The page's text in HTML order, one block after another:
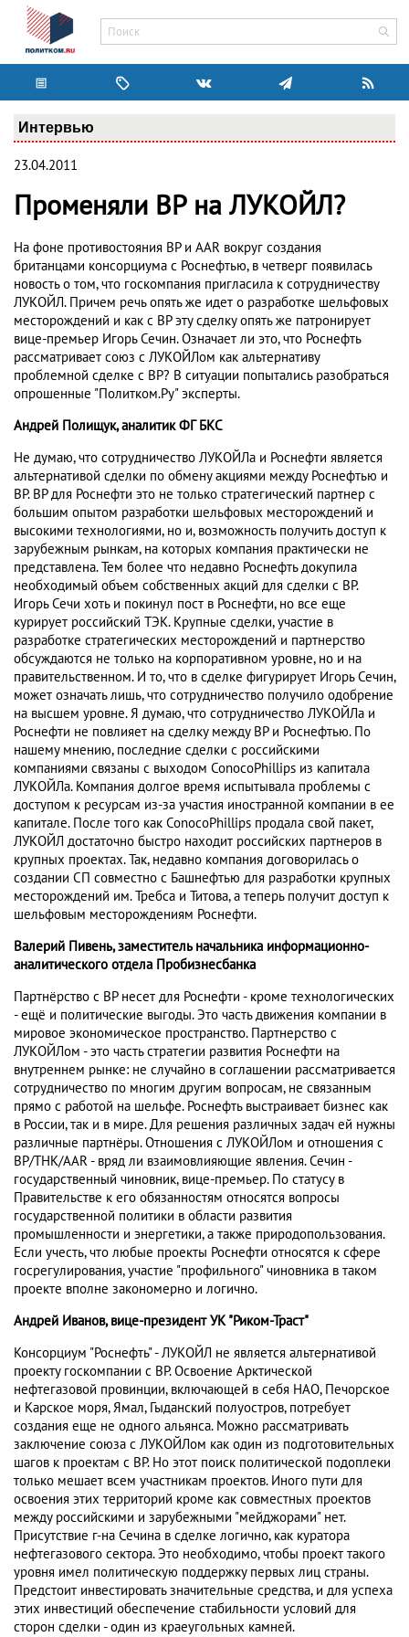
Интервью
23.04.2011
Променяли ВР на ЛУКОЙЛ?
На фоне противостояния ВР и AAR вокруг создания
британцами консорциума с Роснефтью, в четверг появилась
новость о том, что госкомпания пригласила к сотрудничеству
ЛУКОЙЛ. Причем речь опять же идет о разработке шельфовых
месторождений и как с ВР эту сделку опять же патронирует
вице-премьер Игорь Сечин. Означает ли это, что Роснефть
рассматривает союз с ЛУКОЙЛом как альтернативу
проблемной сделке с ВР? В ситуации попытались разобраться
опрошенные "Политком.Ру" эксперты.
Андрей Полищук, аналитик ФГ БКС
Не думаю, что сотрудничество ЛУКОЙЛа и Роснефти является
альтернативой сделки по обмену акциями между Роснефтью и
BP. BP для Роснефти это не только стратегический партнер с
большим опытом разработки шельфовых месторождений и
высокими технологиями, но и, возможность получить доступ к
зарубежным рынкам, на которых компания практически не
представлена. Тем более что недавно Роснефть докупила
необходимый объем собственных акций для сделки с BP.
Игорь Сечи хоть и покинул пост в Роснефти, но все еще
курирует российский ТЭК. Крупные сделки, участие в
разработке стратегических месторождений и партнерство
обсуждаются не только на корпоративном уровне, но и на
правительственном. И то, что в сделке фигурирует Игорь Сечин,
может означать лишь, что сотрудничество получило одобрение
на высшем уровне. Я думаю, что сотрудничество ЛУКОЙЛа и
Роснефти не повлияет на сделку между BP и Роснефтью. По
нашему мнению, последние сделки с российскими
компаниями связаны с выходом ConocoPhillips из капитала
ЛУКОЙЛа. Компания долгое время испытывала проблемы с
доступом к ресурсам из-за участия иностранной компании в ее
капитале. После того как ConocoPhillips продала свой пакет,
ЛУКОЙЛ достаточно быстро находит российских партнеров в
крупных проектах. Так, недавно компания договорилась о
создании СП совместно с Башнефтью для разработки крупных
месторождений им. Требса и Титова, а теперь получит доступ к
шельфовым месторождениям Роснефти.
Валерий Пивень, заместитель начальника информационно-
аналитического отдела Пробизнесбанка
Партнёрство с BP несет для Роснефти - кроме технологических
- ещё и политические выгоды. Это часть движения компании в
мировое экономическое пространство. Партнерство с
ЛУКОЙЛом - это часть стратегии развития Роснефти на
внутреннем рынке: не случайно в соглашении рассматривается
сотрудничество по многим другим вопросам, не связанным
прямо с работой на шельфе. Роснефть выстраивает бизнес как
в России, так и в мире. Для решения различных задач ей нужны
различные партнёры. Отношения с ЛУКОЙЛом и отношения с
BP/TНК/AAR - вряд ли взаимовлияющие явления. Сечин -
государственный чиновник, вице-премьер. По статусу в
Правительстве к его обязанностям относятся вопросы
государственной политики в области развития
промышленности и энергетики, а также природопользования.
Если учесть, что любые проекты Роснефти относятся к сфере
госрегулирования, участие "профильного" чиновника в таком
проекте вполне закономерно и логично.
Андрей Иванов, вице-президент УК "Риком-Траст"
Консорциум "Роснефть" - ЛУКОЙЛ не является альтернативой
проекту госкомпании с BP. Освоение Арктической
нефтегазовой провинции, включающей в себя НАО, Печорское
и Карское моря, Ямал, Гыданский полуостров, потребует
создания еще не одного альянса. Можно рассматривать
заключение союза с ЛУКОЙЛом как один из подготовительных
шагов к проектам с BP. Но этот поиск политической подоплеки
только мешает всем участникам проектов. Иного пути для
освоения этих территорий кроме как совместных проектов
между российскими и зарубежными "мейджорами" нет.
Присутствие г-на Сечина в сделке логично, как куратора
нефтегазового сектора. Это необходимо, чтобы проект такого
уровня имел политическую поддержку первых лиц страны.
Предстоит инвестировать значительные средства, и для успеха
этих инвестиций обеспечение стабильности условий для
сторон сделки - один из краеугольных камней.